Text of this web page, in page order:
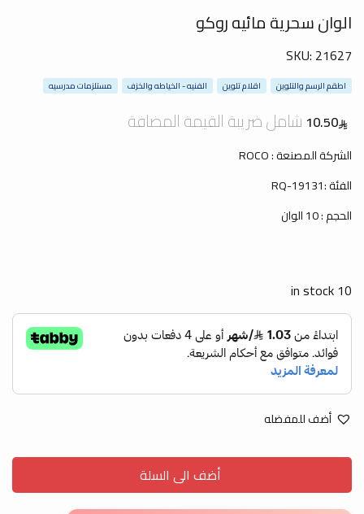
الوان سحرية مائيه روكو
SKU: 21627
اطقم الرسم والتلوين اقلام تلوين الفنيه - الخياطه والخزف مستلزمات مدرسيه
10.50 شامل ضريبة القيمة المضافة
الشركة المصنعة : ROCO
الفئة :RQ-19131
الحجم : 10 الوان
10 in stock
أضف للمفضله
أضف الى السلة